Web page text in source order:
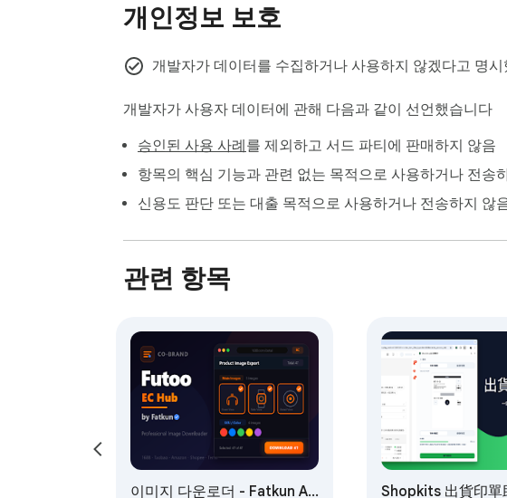
그들의 인쇄의 진정한 비용을 추적 하는 애호가
전세계 업체가 찾아 자신의 언어로 사용할 수 있도록 완전히
정확한 3 차원 인쇄 가격 수익성 측면 비즈니스와 비싼 취미
산함으로써 이 도구는 몇 초 만에 현실적이고 방어 가능한
개인정보 보호
개발자가 데이터를 수집하거나 사용하지 않겠다고 명시
개발자가 사용자 데이터에 관해 다음과 같이 선언했습니다
승인된 사용 사례 를 제외하고 서드 파티에 판매하지 않음
항목의 핵심 기능과 관련 없는 목적으로 사용하거나 전송
신용도 판단 또는 대출 목적으로 사용하거나 전송하지 않
관련 항목
이미지 다운로더 - Fatkun AI Shopkits 出貨印單